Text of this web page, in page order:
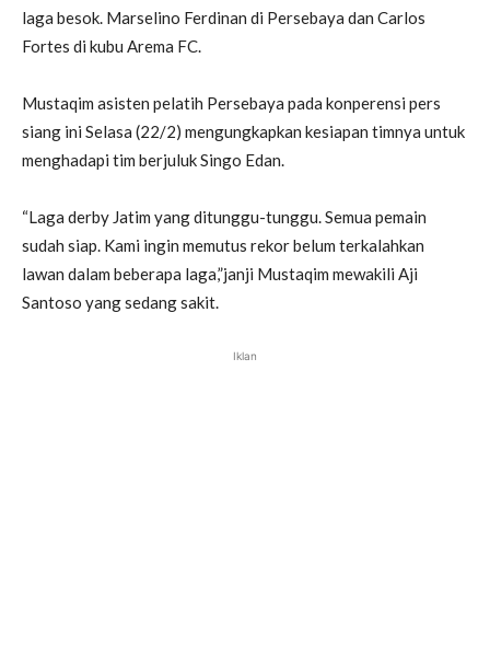
laga besok. Marselino Ferdinan di Persebaya dan Carlos
Fortes di kubu Arema FC.
Mustaqim asisten pelatih Persebaya pada konperensi pers
siang ini Selasa (22/2) mengungkapkan kesiapan timnya untuk
menghadapi tim berjuluk Singo Edan.
“Laga derby Jatim yang ditunggu-tunggu. Semua pemain
sudah siap. Kami ingin memutus rekor belum terkalahkan
lawan dalam beberapa laga,”janji Mustaqim mewakili Aji
Santoso yang sedang sakit.
Iklan